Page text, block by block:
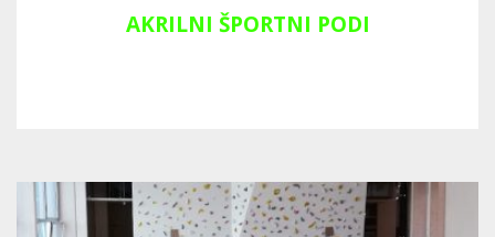
AKRILNI ŠPORTNI PODI